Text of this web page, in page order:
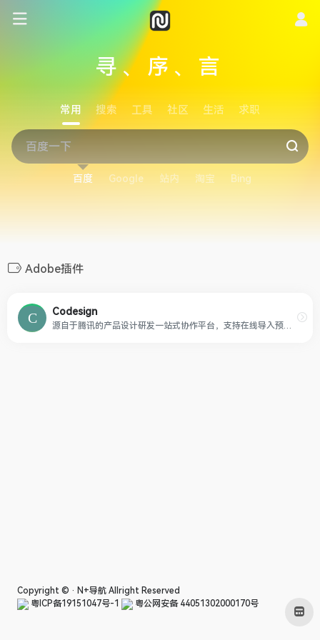
寻、序、言
常用 搜索 工具 社区 生活 求职
百度 Google 站内 淘宝 Bing
Adobe插件
Codesign
Copyright © · N+导航 Allright Reserved
粤ICP备19151047号-1
粤公网安备 44051302000170号